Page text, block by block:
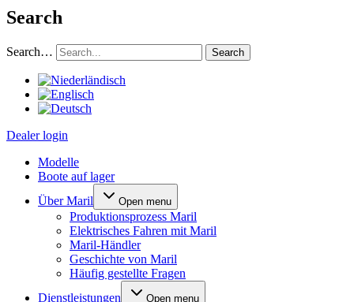
Search
Search…
Dealer login
Modelle
Boote auf lager
Über Maril
Open menu
Produktionsprozess Maril
Elektrisches Fahren mit Maril
Maril-Händler
Geschichte von Maril
Häufig gestellte Fragen
Dienstleistungen
Open menu